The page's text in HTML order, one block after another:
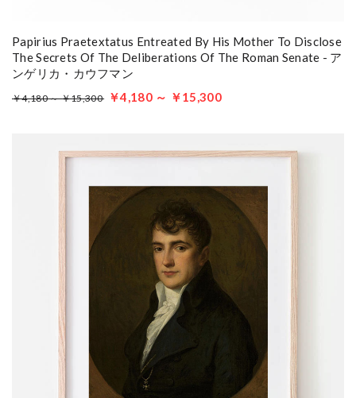
Papirius Praetextatus Entreated By His Mother To Disclose
The Secrets Of The Deliberations Of The Roman Senate - ア
ンゲリカ・カウフマン
￥4,180 ～ ￥15,300 ￥4,180 ～ ￥15,300